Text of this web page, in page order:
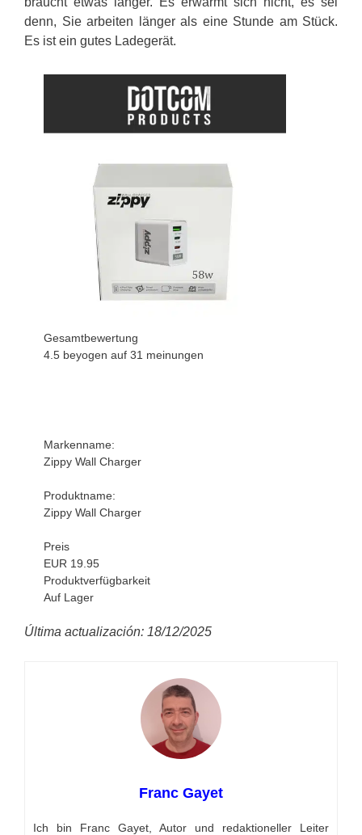
denn, Sie arbeiten länger als eine Stunde am Stück.
Es ist ein gutes Ladegerät.
Gesamtbewertung
4.5 beyogen auf31 meinungen
Markenname:
Zippy Wall Charger
Produktname:
Zippy Wall Charger
Preis
EUR 19.95
Produktverfügbarkeit
Auf Lager
Última actualización: 18/12/2025
Franc Gayet
Ich bin Franc Gayet, Autor und redaktioneller Leiter